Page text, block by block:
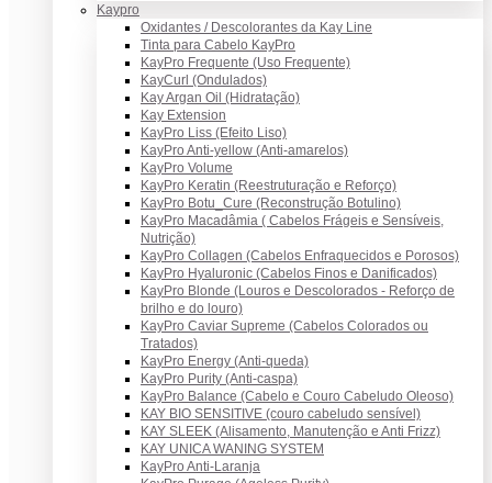
Kaypro
Oxidantes / Descolorantes da Kay Line
Tinta para Cabelo KayPro
KayPro Frequente (Uso Frequente)
KayCurl (Ondulados)
Kay Argan Oil (Hidratação)
Kay Extension
KayPro Liss (Efeito Liso)
KayPro Anti-yellow (Anti-amarelos)
KayPro Volume
KayPro Keratin (Reestruturação e Reforço)
KayPro Botu_Cure (Reconstrução Botulino)
KayPro Macadâmia ( Cabelos Frágeis e Sensíveis,
Nutrição)
KayPro Collagen (Cabelos Enfraquecidos e Porosos)
KayPro Hyaluronic (Cabelos Finos e Danificados)
KayPro Blonde (Louros e Descolorados - Reforço de
brilho e do louro)
KayPro Caviar Supreme (Cabelos Colorados ou
Tratados)
KayPro Energy (Anti-queda)
KayPro Purity (Anti-caspa)
KayPro Balance (Cabelo e Couro Cabeludo Oleoso)
KAY BIO SENSITIVE (couro cabeludo sensível)
KAY SLEEK (Alisamento, Manutenção e Anti Frizz)
KAY UNICA WANING SYSTEM
KayPro Anti-Laranja